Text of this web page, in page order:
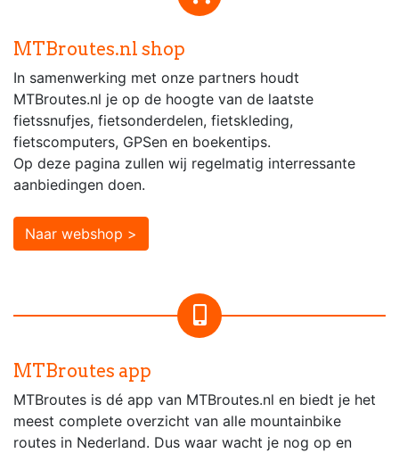
MTBroutes.nl shop
In samenwerking met onze partners houdt
MTBroutes.nl je op de hoogte van de laatste
fietssnufjes, fietsonderdelen, fietskleding,
fietscomputers, GPSen en boekentips.
Op deze pagina zullen wij regelmatig interressante
aanbiedingen doen.
Naar webshop >
MTBroutes app
MTBroutes is dé app van MTBroutes.nl en biedt je het
meest complete overzicht van alle mountainbike
routes in Nederland. Dus waar wacht je nog op en